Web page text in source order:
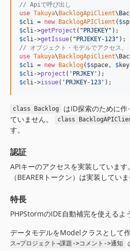
// Apiで呼び出し
use Takuya\BacklogApiClient\
$cli = new BacklogAPIClient ( $
$cli ->getProject ( "PRJEKEY"
$cli ->getIssue( "PRJEKEY-123"
// オブジェクト・モデルでアクセス。
use Takuya\BacklogApiClient\
$cli = new Backlog( $space , $key
$cli ->project ( ' PRJKEY '
$cli ->issue( ' PRJKEY-123 ' );
class Backlog
はID探索のために
ていません。
class
す。
認証
APIキーのアクセスを実装していま
（BEARERトークン）は実装していま
特長
PHPStormのIDE自動補完を使えるよ
データモデルをModelクラスとして
ス→プロジェクト→課題->コメント->通知